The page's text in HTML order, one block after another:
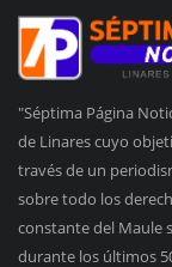
"Séptima Página
de Linares cuyo
través de un
sobre todo los
constante del Maule
durante los últimos